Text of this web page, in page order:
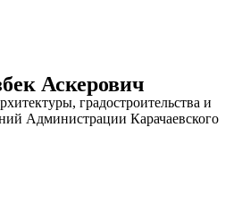
Аскерович
градостроительства и
Администрации Карачаевского